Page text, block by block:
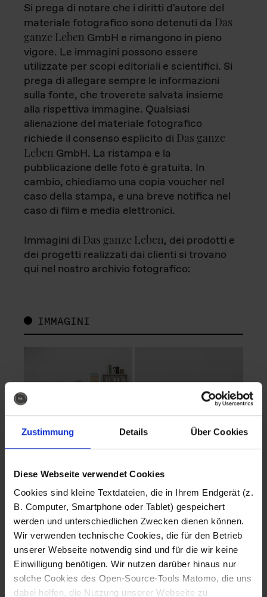
Zustimmung Details Über Cookies
Diese Webseite verwendet Cookies
Cookies sind kleine Textdateien, die in Ihrem Endgerät (z.
B. Computer, Smartphone oder Tablet) gespeichert
werden und unterschiedlichen Zwecken dienen können.
Wir verwenden technische Cookies, die für den Betrieb
unserer Webseite notwendig sind und für die wir keine
Einwilligung benötigen. Wir nutzen darüber hinaus nur
solche Cookies des Open-Source-Tools Matomo, die uns
dabei helfen, die Nutzung unserer Webseite zu
Si prega di notare che i diritti d'autore del
materiale fotografico sono detenuti da Das
ganze Leben GmbH e rimangono in pieno
vigore. Le immagini possono essere
utilizzate per scopi editoriali e scientifici. Si
prega di allegare sempre le informazioni
sulla fonte, che troverete salvata insieme
alla rispettiva immagine. Qualsiasi
alienazione del materiale fotografico
richiede il consenso esplicito di Das ganze
Leben GmbH. La ristampa e la
pubblicazione delle foto è gratuita. In
cambio, chiediamo una copia voucher nel
caso della stampa, e una breve notifica nel
caso di film e media elettronici.
Immagini di Das ganze Leben, dei prodotti e
dei progetti realizzati dai clienti si trovano
qui nel nostro archivio fotografico:
IMMAGINI
Fotografo: Lorenz
Sternbach
Download
Fotografo: Lorenz
Sternbach
Download